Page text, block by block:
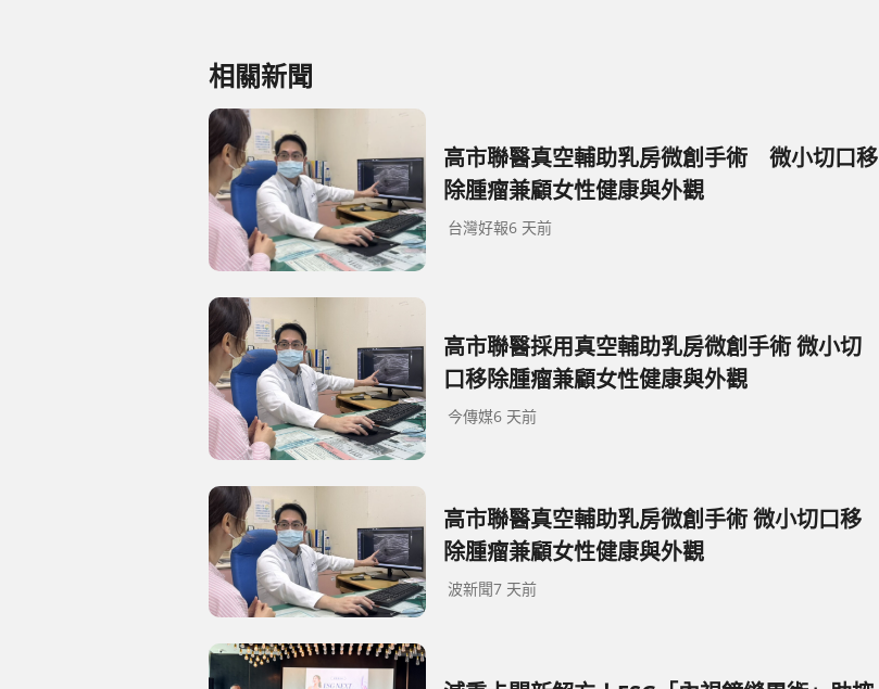
相關新聞
高市聯醫真空輔助乳房微創手術 微小切口移
除腫瘤兼顧女性健康與外觀
台灣好報6 天前
高市聯醫採用真空輔助乳房微創手術 微小切
口移除腫瘤兼顧女性健康與外觀
今傳媒6 天前
高市聯醫真空輔助乳房微創手術 微小切口移
除腫瘤兼顧女性健康與外觀
波新聞7 天前